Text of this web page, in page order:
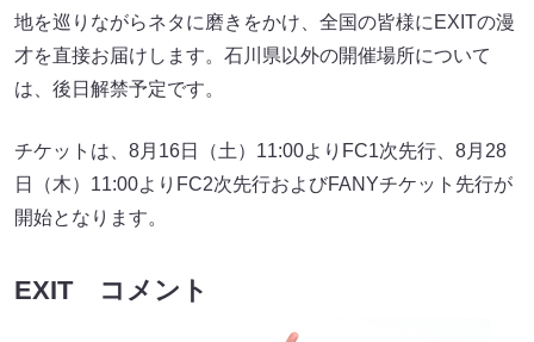
地を巡りながらネタに磨きをかけ、全国の皆様にEXITの漫
才を直接お届けします。石川県以外の開催場所について
は、後日解禁予定です。
チケットは、8月16日（土）11:00よりFC1次先行、8月28
日（木）11:00よりFC2次先行およびFANYチケット先行が
開始となります。
EXIT コメント